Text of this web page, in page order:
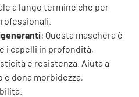
a lungo termine che per
: Questa maschera è
i capelli in profondità,
e resistenza. Aiuta a
dona morbidezza,